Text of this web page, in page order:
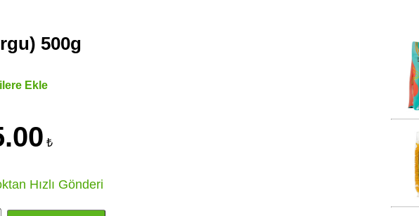
500g
Ekle
₺
Hızlı Gönderi